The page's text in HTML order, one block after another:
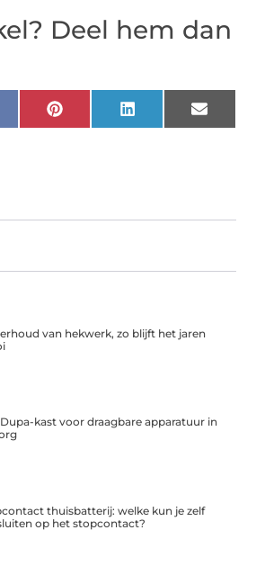
Deel hem dan
Pinterest LinkedIn Email
van hekwerk, zo blijft het jaren
kast voor draagbare apparatuur in
thuisbatterij: welke kun je zelf
op het stopcontact?